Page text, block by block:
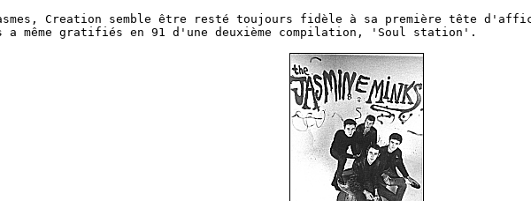
Creation semble être resté toujours fidèle à sa première tête
même gratifiés en 91 d'une deuxième compilation, 'Soul station'.